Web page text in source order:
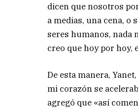
dicen que nosotros
a medias, una cena, o
seres humanos, nada
creo que hoy por hoy,
De esta manera,
mi corazón se
agregó que «así